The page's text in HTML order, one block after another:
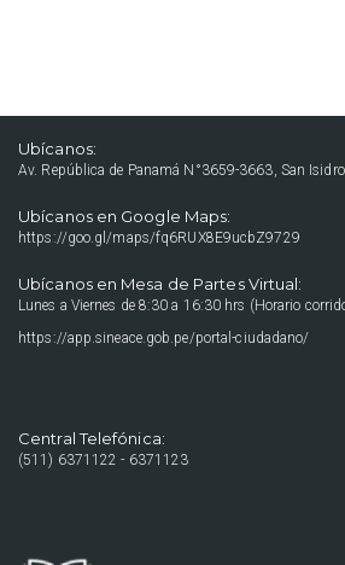
Ubícanos:
Av. República de Panamá N°3659-3663, San
Ubícanos en Google Maps:
https://goo.gl/maps/fq6RUX8E9ucbZ9729
Ubícanos en Mesa de Partes Virtual:
Lunes a Viernes de 8:30 a 16:30 hrs (Horario
https://app.sineace.gob.pe/portal-ciudadano/
Central Telefónica:
(511) 6371122 - 6371123